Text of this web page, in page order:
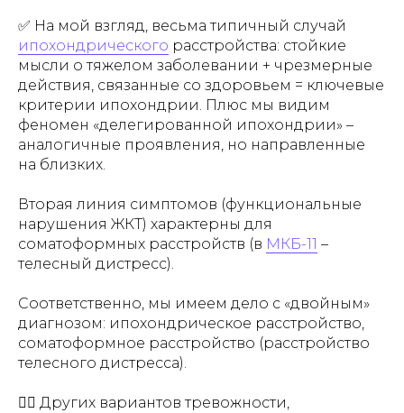
✅ На мой взгляд, весьма типичный случай
ипохондрического расстройства: стойкие
мысли о тяжелом заболевании + чрезмерные
действия, связанные со здоровьем = ключевые
критерии ипохондрии. Плюс мы видим
феномен «делегированной ипохондрии» –
аналогичные проявления, но направленные
на близких.
Вторая линия симптомов (функциональные
нарушения ЖКТ) характерны для
соматоформных расстройств (в МКБ-11 –
телесный дистресс).
Соответственно, мы имеем дело с «двойным»
диагнозом: ипохондрическое расстройство,
соматоформное расстройство (расстройство
телесного дистресса).
🤷‍♂️ Других вариантов тревожности,